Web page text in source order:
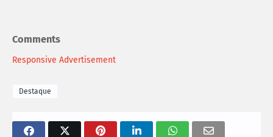
Comments
Responsive Advertisement
Destaque